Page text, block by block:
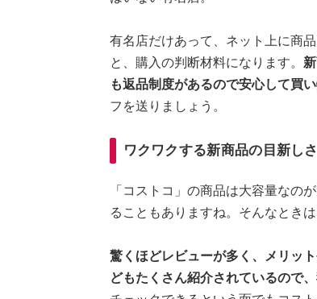
有名店だけあって、ネット上に商
と、購入の判断材料になります。
も返品制度があるので安心して買
フを送りましょう。
ワクワクする新商品の目新しさ
「コストコ」の商品は大容量なの
ることもありますね。そんなとき
驚くほどレビューが多く、メリッ
どもたくさん紹介されているので